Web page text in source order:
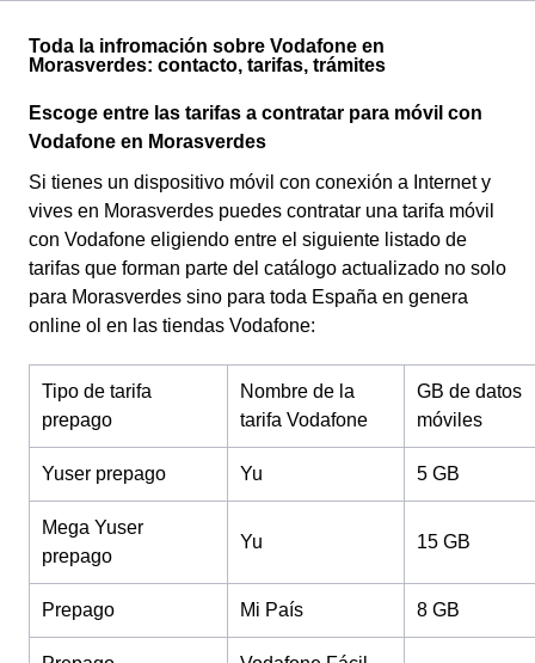
Toda la infromación sobre Vodafone en
Morasverdes: contacto, tarifas, trámites
Escoge entre las tarifas a contratar para móvil con
Vodafone en Morasverdes
Si tienes un dispositivo móvil con conexión a Internet y
vives en Morasverdes puedes contratar una tarifa móvil
con Vodafone eligiendo entre el siguiente listado de
tarifas que forman parte del catálogo actualizado no solo
para Morasverdes sino para toda España en genera
online ol en las tiendas Vodafone:
Tipo de tarifa
prepago
Nombre de la
tarifa Vodafone
GB de datos
móviles
Yuser prepago Yu 5 GB
Mega Yuser
prepago
Yu 15 GB
Prepago Mi País 8 GB